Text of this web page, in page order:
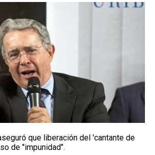
11:30 PM
que liberación del 'cantante de
de "impunidad".